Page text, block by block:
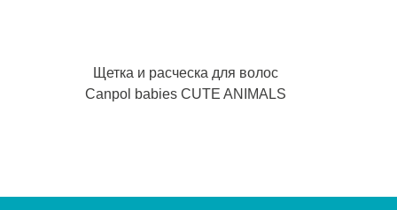
Щетка и расческа для волос
Canpol babies CUTE ANIMALS